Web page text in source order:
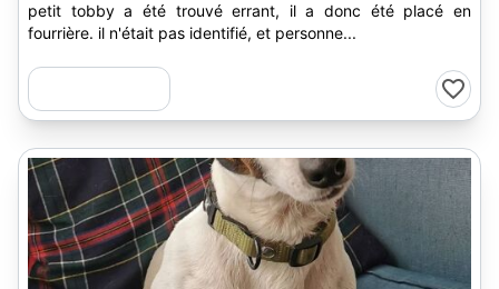
petit tobby a été trouvé errant, il a donc été placé en
fourrière. il n'était pas identifié, et personne...